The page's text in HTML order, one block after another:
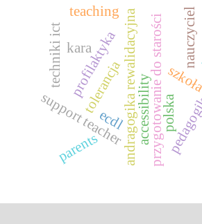
andragogika rewalidacyjnaprzygotowanie do starości
profilaktyka
kara
tolerancja
support teacher
parents
szkoła
nauczyciel
polska
ecdl
techniki ict
teaching
accessibility